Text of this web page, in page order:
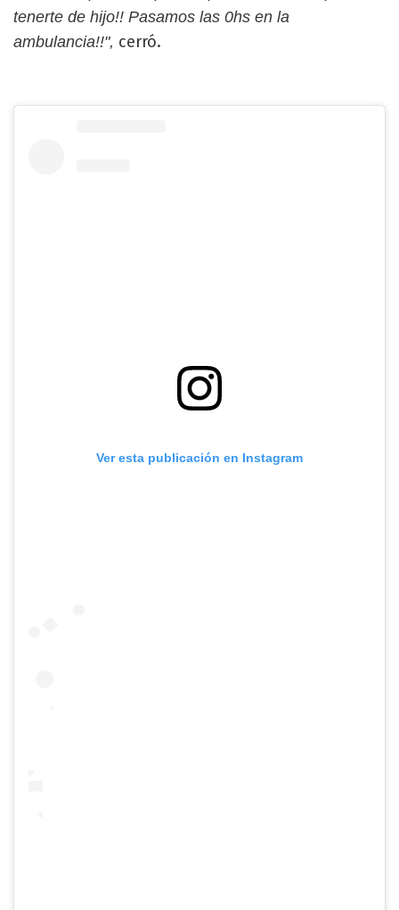
tenerte de hijo!! Pasamos las 0hs en la
ambulancia!!", cerró.
Ver esta publicación en Instagram